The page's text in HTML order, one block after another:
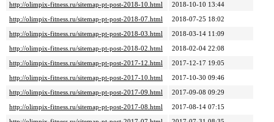
http://olimpix-fitness.ru/sitemap-pt-post-2018-10.html
2018-10-10 13:44
http://olimpix-fitness.ru/sitemap-pt-post-2018-07.html
2018-07-25 18:02
http://olimpix-fitness.ru/sitemap-pt-post-2018-03.html
2018-03-14 11:09
http://olimpix-fitness.ru/sitemap-pt-post-2018-02.html
2018-02-04 22:08
http://olimpix-fitness.ru/sitemap-pt-post-2017-12.html
2017-12-17 19:05
http://olimpix-fitness.ru/sitemap-pt-post-2017-10.html
2017-10-30 09:46
http://olimpix-fitness.ru/sitemap-pt-post-2017-09.html
2017-09-08 09:29
http://olimpix-fitness.ru/sitemap-pt-post-2017-08.html
2017-08-14 07:15